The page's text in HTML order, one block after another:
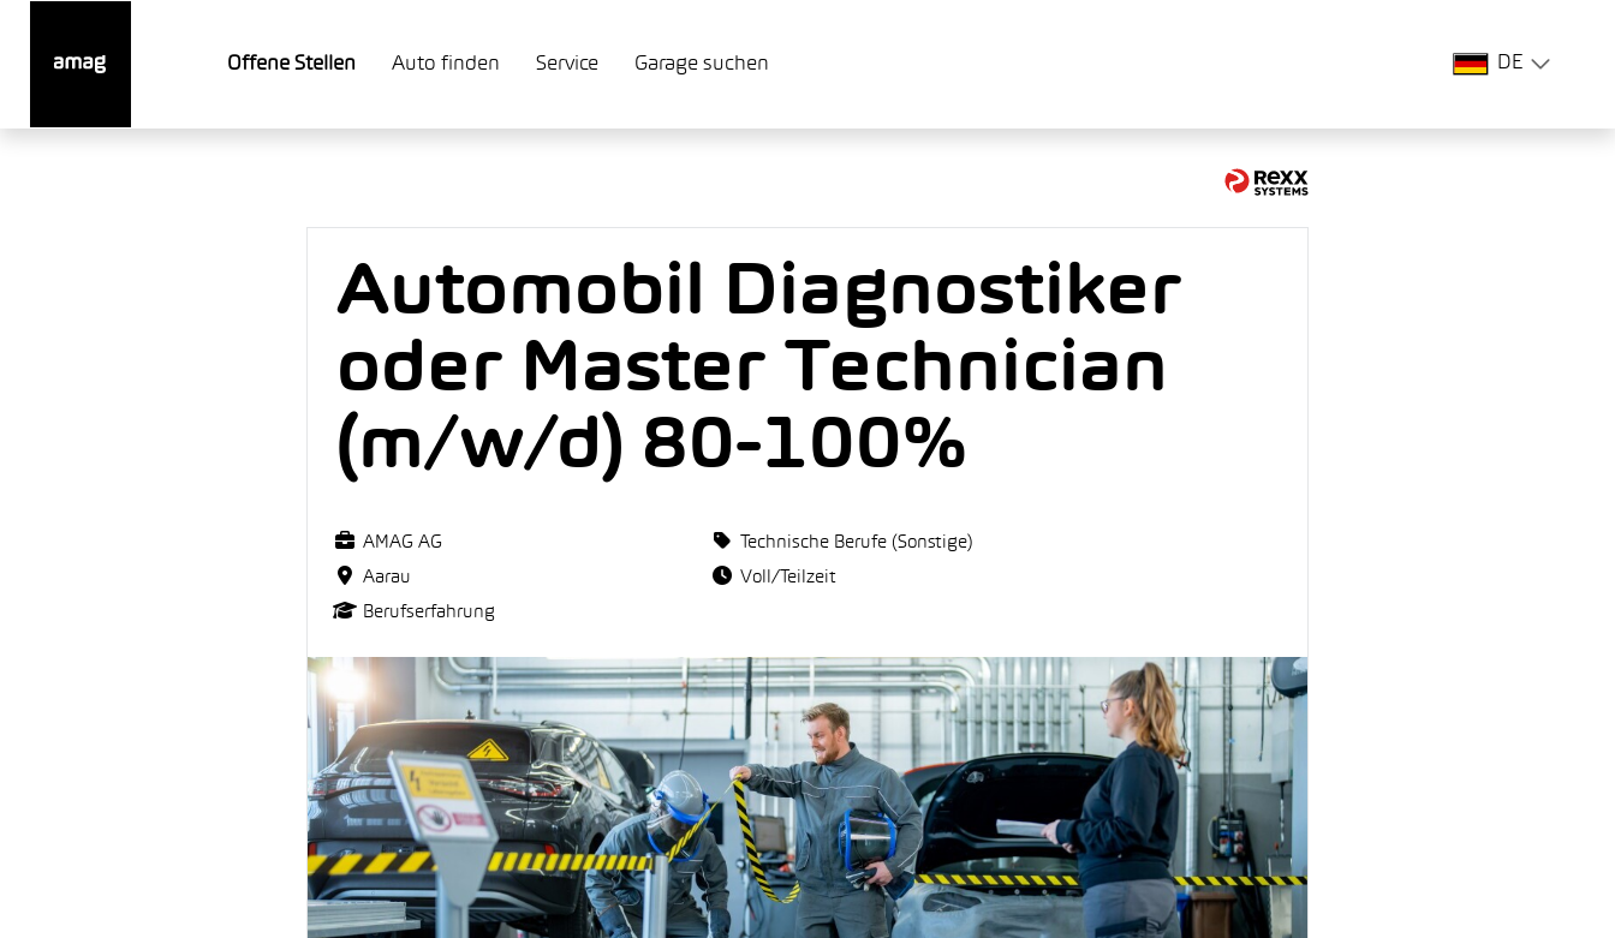
DE
Offene Stellen Auto finden Service Garage suchen
Automobil Diagnostiker
oder Master Technician
(m/w/d) 80-100%
AMAG AG
Aarau
Berufserfahrung
Technische Berufe (Sonstige)
Voll/Teilzeit